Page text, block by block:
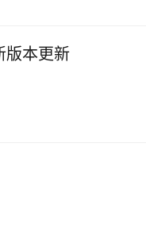
版本更新